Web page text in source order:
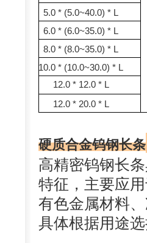
5.0 * (5.0~40.0) * L
6.0 * (6.0~35.0) * L
8.0 * (8.0~35.0) * L
10.0 * (10.0~30.0) * L
12.0 * 12.0 * L
12.0 * 20.0 * L
硬质合金钨钢长条
高精密钨钢长
特征，主要应
有色金属材料
具体根据用途